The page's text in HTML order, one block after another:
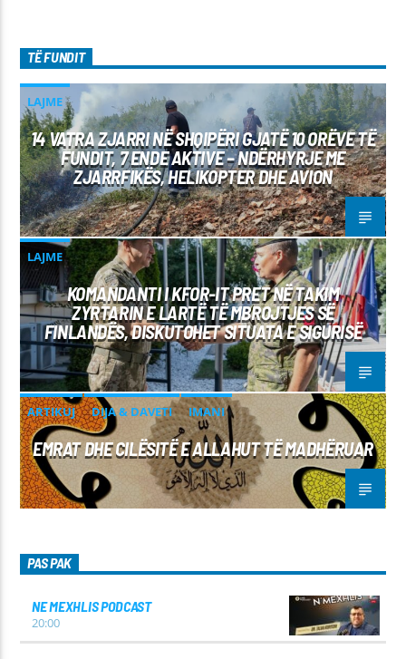
TË FUNDIT
LAJME
14 VATRA ZJARRI NË SHQIPËRI GJATË 10 ORËVE TË
FUNDIT, 7 ENDE AKTIVE – NDËRHYRJE ME
ZJARRFIKËS, HELIKOPTER DHE AVION
LAJME
KOMANDANTI I KFOR-IT PRET NË TAKIM
ZYRTARIN E LARTË TË MBROJTJES SË
FINLANDËS, DISKUTOHET SITUATA E SIGURISË
ARTIKUJ DIJA & DAVETI IMANI
EMRAT DHE CILËSITË E ALLAHUT TË MADHËRUAR
PAS PAK
NE MEXHLIS PODCAST
20:00